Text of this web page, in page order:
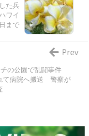
た兵
ワイ
まで
チの公園で乱闘事件
て病院へ搬送 警察が
Prev